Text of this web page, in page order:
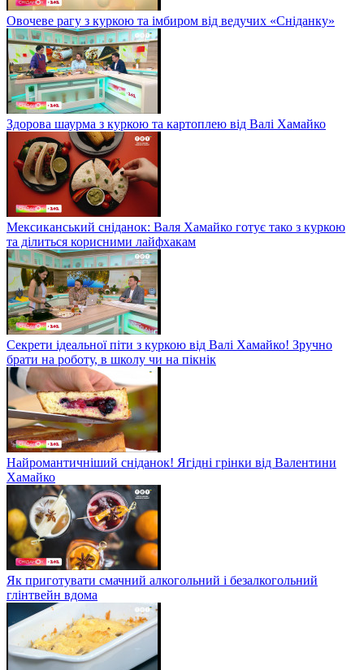
Овочеве рагу з куркою та імбиром від ведучих «Сніданку»
Здорова шаурма з куркою та картоплею від Валі Хамайко
Мексиканський сніданок: Валя Хамайко готує тако з куркою
та ділиться корисними лайфхакам
Секрети ідеальної піти з куркою від Валі Хамайко! Зручно
брати на роботу, в школу чи на пікнік
Найромантичніший сніданок! Ягідні грінки від Валентини
Хамайко
Як приготувати смачний алкогольний і безалкогольний
глінтвейн вдома